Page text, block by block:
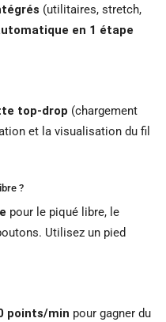
(utilitaires, stretch,
en 1 étape
top-drop (chargement
et la visualisation du fil
?
pour le piqué libre, le
Utilisez un pied
points/min pour gagner du